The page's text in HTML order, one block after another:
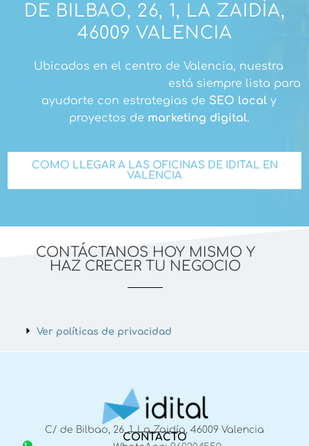
DE BILBAO, 26, 1, LA ZAIDÍA,
46009 VALENCIA
Ubicados en el centro de Valencia, nuestra
está siempre lista para
ayudarte con estrategias de SEO localy
proyectos de marketing digital.
COMO LLEGAR A LAS OFICINAS DE IDITAL EN
VALENCIA
CONTÁCTANOS HOY MISMO Y
HAZ CRECER TU NEGOCIO
Ver políticas de privacidad
CONTACTO
C/ de Bilbao, 26, 1, La Zaidía, 46009 Valencia